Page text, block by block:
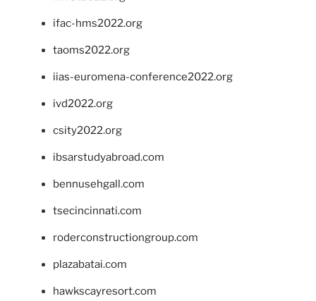
ifac-hms2022.org
taoms2022.org
iias-euromena-conference2022.org
ivd2022.org
csity2022.org
ibsarstudyabroad.com
bennusehgall.com
tsecincinnati.com
roderconstructiongroup.com
plazabatai.com
hawkscayresort.com